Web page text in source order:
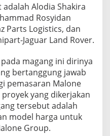
Alodia Shakira
Rosyidan
Parts Logistics, dan
Jaguar Land Rover.
magang ini dirinya
bertanggung jawab
pemasaran Malone
yang dikerjakan
tersebut adalah
model harga untuk
Group.